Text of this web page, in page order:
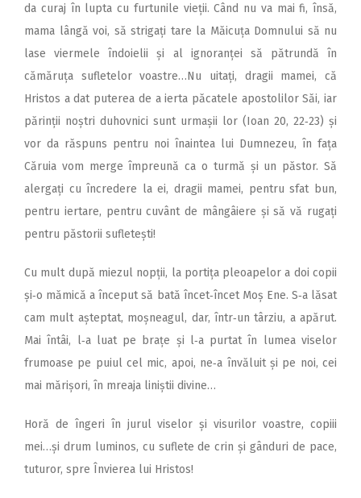
da curaj în lupta cu furtunile vieții. Când nu va mai fi, însă,
mama lângă voi, să strigați tare la Măicuța Domnului să nu
lase viermele îndoielii și al ignoranței să pătrundă în
cămăruța sufletelor voastre…Nu uitați, dragii mamei, că
Hristos a dat puterea de a ierta păcatele apostolilor Săi, iar
părinții noștri duhovnici sunt urmașii lor (Ioan 20, 22‑23) și
vor da răspuns pentru noi înaintea lui Dumnezeu, în fața
Căruia vom merge împreună ca o turmă și un păstor. Să
alergați cu încredere la ei, dragii mamei, pentru sfat bun,
pentru iertare, pentru cuvânt de mângâiere și să vă rugați
pentru păstorii sufletești!
Cu mult după miezul nopții, la portița pleoapelor a doi copii
și‑o mămică a început să bată încet‑încet Moș Ene. S‑a lăsat
cam mult așteptat, moșneagul, dar, într‑un târziu, a apărut.
Mai întâi, l‑a luat pe brațe și l‑a purtat în lumea viselor
frumoase pe puiul cel mic, apoi, ne‑a învăluit și pe noi, cei
mai mărișori, în mreaja liniștii divine…
Horă de îngeri în jurul viselor și visurilor voastre, copiii
mei…și drum luminos, cu suflete de crin și gânduri de pace,
tuturor, spre Învierea lui Hristos!